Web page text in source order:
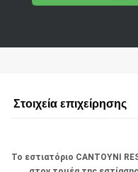
Στοιχεία επιχείρησης
Το εστιατόριο CANTOYNI